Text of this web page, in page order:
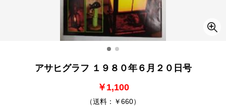
アサヒグラフ １９８０年６月２０日号
￥1,100
（送料：￥660）